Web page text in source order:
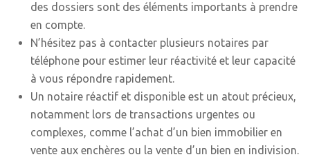
des dossiers sont des éléments importants à prendre
en compte.
N’hésitez pas à contacter plusieurs notaires par
téléphone pour estimer leur réactivité et leur capacité
à vous répondre rapidement.
Un notaire réactif et disponible est un atout précieux,
notamment lors de transactions urgentes ou
complexes, comme l’achat d’un bien immobilier en
vente aux enchères ou la vente d’un bien en indivision.